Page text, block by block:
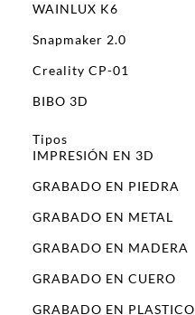
WAINLUX K6
Snapmaker 2.0
Creality CP-01
BIBO 3D
Tipos
IMPRESIÓN EN 3D
GRABADO EN PIEDRA
GRABADO EN METAL
GRABADO EN MADERA
GRABADO EN CUERO
GRABADO EN PLASTICO